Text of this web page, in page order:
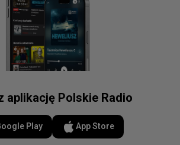
aplikację Polskie Radio
Play App Store